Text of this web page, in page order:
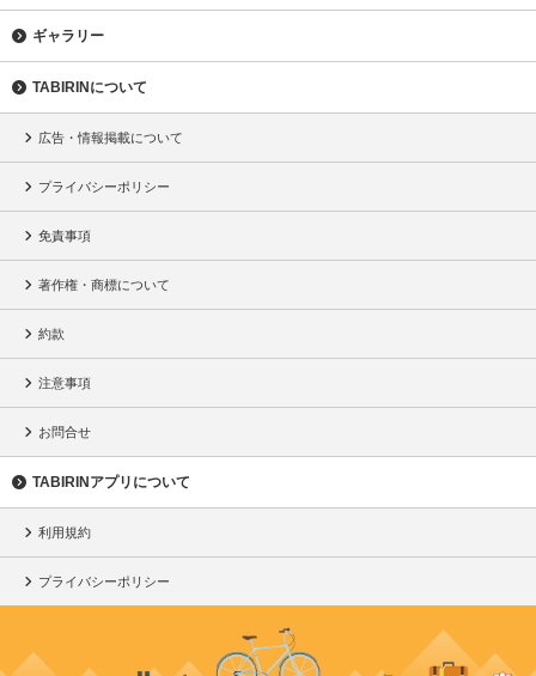
ギャラリー
TABIRINについて
広告・情報掲載について
プライバシーポリシー
免責事項
著作権・商標について
約款
注意事項
お問合せ
TABIRINアプリについて
利用規約
プライバシーポリシー